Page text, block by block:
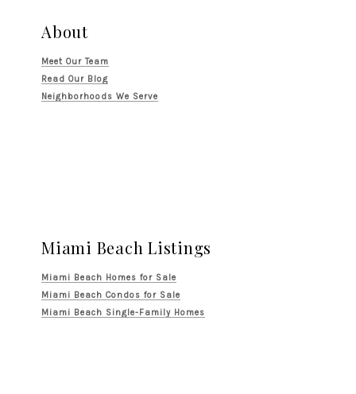
About
Meet Our Team
Read Our Blog
Neighborhoods We Serve
Miami Beach Listings
Miami Beach Homes for Sale
Miami Beach Condos for Sale
Miami Beach Single-Family Homes